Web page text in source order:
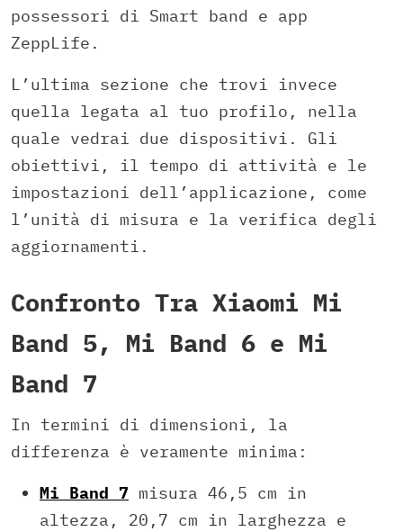
possessori di Smart band e app
ZeppLife.
L’ultima sezione che trovi invece
quella legata al tuo profilo, nella
quale vedrai due dispositivi. Gli
obiettivi, il tempo di attività e le
impostazioni dell’applicazione, come
l’unità di misura e la verifica degli
aggiornamenti.
Confronto Tra Xiaomi Mi
Band 5, Mi Band 6 e Mi
Band 7
In termini di dimensioni, la
differenza è veramente minima:
Mi Band 7 misura 46,5 cm in
altezza, 20,7 cm in larghezza e